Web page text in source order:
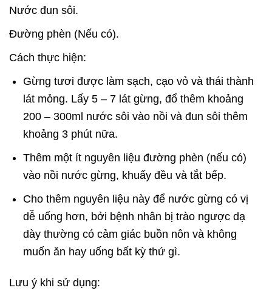
Nước đun sôi.
Đường phèn (Nếu có).
Cách thực hiện:
Gừng tươi được làm sạch, cạo vỏ và thái thành
lát mỏng. Lấy 5 – 7 lát gừng, đổ thêm khoảng
200 – 300ml nước sôi vào nồi và đun sôi thêm
khoảng 3 phút nữa.
Thêm một ít nguyên liệu đường phèn (nếu có)
vào nồi nước gừng, khuấy đều và tắt bếp.
Cho thêm nguyên liệu này để nước gừng có vị
dễ uống hơn, bởi bệnh nhân bị trào ngược dạ
dày thường có cảm giác buồn nôn và không
muốn ăn hay uống bất kỳ thứ gì.
Lưu ý khi sử dụng: